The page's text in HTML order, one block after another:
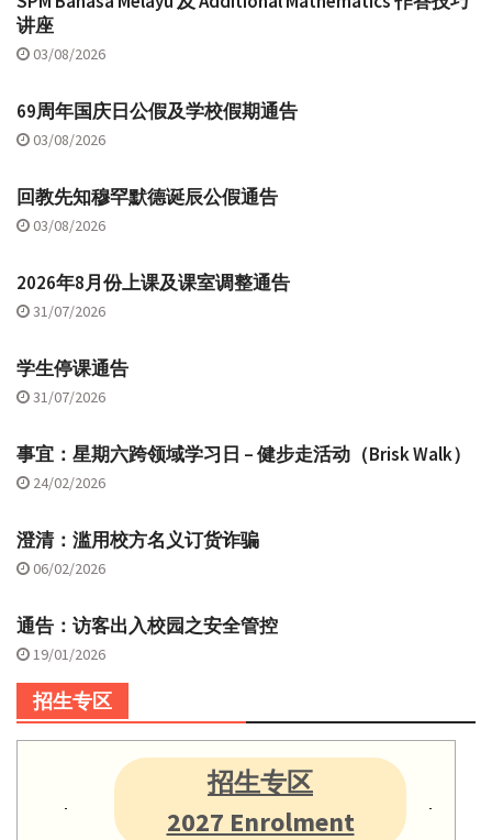
讲座
03/08/2026
69周年国庆日公假及学校假期通告
03/08/2026
回教先知穆罕默德诞辰公假通告
03/08/2026
2026年8月份上课及课室调整通告
31/07/2026
学生停课通告
31/07/2026
事宜：星期六跨领域学习日 – 健步走活动（Brisk Walk）
24/02/2026
澄清：滥用校方名义订货诈骗
06/02/2026
通告：访客出入校园之安全管控
19/01/2026
招生专区
招生专区
2027 Enrolment